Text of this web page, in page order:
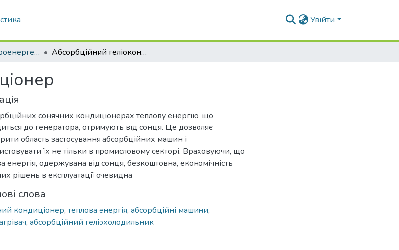
Увійти
Кафедра Електроенергетики і електротехнологій Абсорбційний геліокондиціонер
сонячних кондиціонерах теплову енергію, що
до генератора, отримують від сонця. Це дозволяє
область застосування абсорбційних машин і
їх не тільки в промисловому секторі. Враховуючи, що
енергія, одержувана від сонця, безкоштовна, економічність
рішень в експлуатації очевидна
слова
кондиціонер, теплова енергія, абсорбційні машини,
, абсорбційний геліохолодильник